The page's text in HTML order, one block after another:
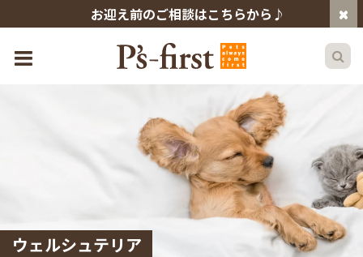
お迎え前のご相談はこちらから♪
ウェルシュテリア